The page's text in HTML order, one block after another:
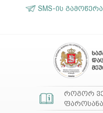
SMS-ის გამოწერა
როგორ